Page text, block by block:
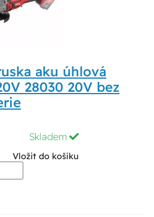
aku úhlová
28030 20V bez
Skladem
Vložit do košíku